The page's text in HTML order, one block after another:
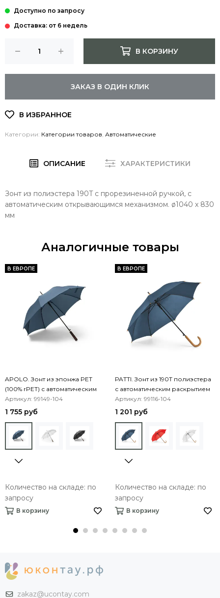
Доставка: от 6 недель
В КОРЗИНУ
ЗАКАЗ В ОДИН КЛИК
Категории: Категории товаров Автоматические
ОПИСАНИЕ ХАРАКТЕРИСТИКИ
Зонт из полиэстера 190T с прорезиненной ручкой, с
автоматическим открывающимся механизмом. ø1040 x 830
мм
Аналогичные товары
В ЕВРОПЕ
APOLO. Зонт из эпонжа PET
(100% rPET) с автоматическим
раскрытием
Артикул: 99149-104
1 755 руб
Количество на складе: по
запросу
В корзину
В ЕВРОПЕ
PATTI. Зонт из 190T полиэстера
с автоматическим раскрытием
Артикул: 99116-104
1 201 руб
Количество на складе: по
запросу
В корзину
zakaz@ucontay.com